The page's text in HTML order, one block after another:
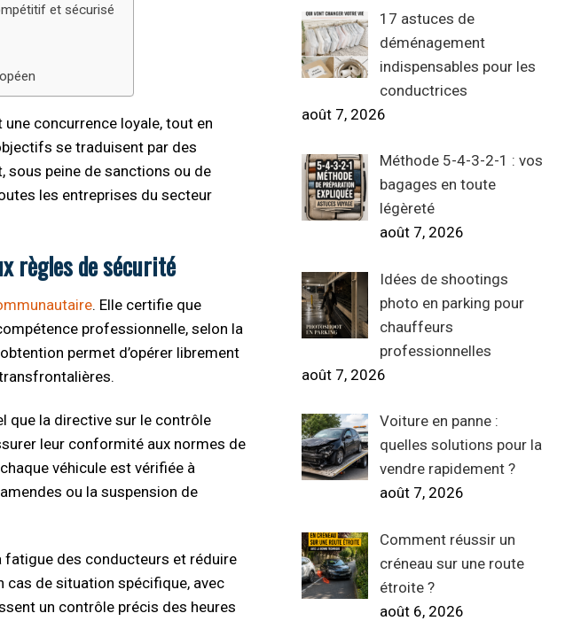
et sécurisé
concurrence loyale, tout en
se traduisent par des
sous peine de sanctions ou de
les entreprises du secteur
règles de sécurité
. Elle certifie que
professionnelle, selon la
permet d’opérer librement
que la directive sur le contrôle
leur conformité aux normes de
véhicule est vérifiée à
ou la suspension de
fatigue des conducteurs et réduire
cas de situation spécifique, avec
un contrôle précis des heures
17 astuces de
déménagement
indispensables pour les
conductrices
août 7, 2026
Méthode 5-4-3-2-1 : vos
bagages en toute
légèreté
août 7, 2026
Idées de shootings
photo en parking pour
chauffeurs
professionnelles
août 7, 2026
Voiture en panne :
quelles solutions pour la
vendre rapidement ?
août 7, 2026
Comment réussir un
créneau sur une route
étroite ?
août 6, 2026